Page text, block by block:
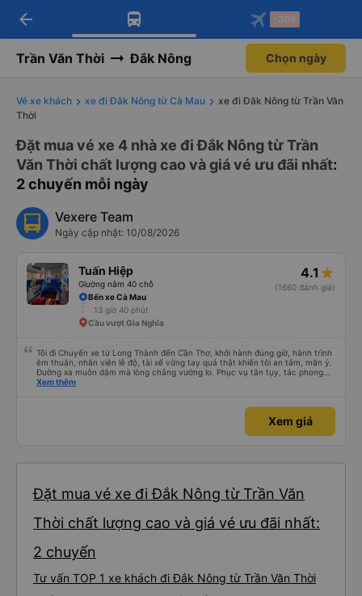
Tải app Vexere ngay!
Nhận ưu đãi thành viên độc
Mở app
Tải app Vexere
-30k/ghế khi đặt vé máy bay qua
Mở app
arrow_back -30k
Trần Văn Thời Đắk Nông Chọn ngày
Vé xe khách xe đi Đăk Nông từ Cà Mau
xe đi Đăk Nông từ Trần Văn
Thời
Đặt mua vé xe 4 nhà xe đi Đắk Nông từ Trần
Văn Thời chất lượng cao và giá vé ưu đãi nhất:
2 chuyến mỗi ngày
Vexere Team
Ngày cập nhật: 10/08/2026
Tuấn Hiệp
Giường nằm 40 chỗ
4.1
(1660 đánh giá)
Bến xe Cà Mau
13 giờ 40 phút
Cầu vượt Gia Nghĩa
Tôi đi Chuyến xe từ Long Thành đến Cần Thơ, khởi hành đúng giờ, hành trình
êm thuận, nhân viên lễ độ, tài xế vững tay quả thật khiến tôi an tâm, mãn ý.
Đường xa muôn dặm mà lòng chẳng vướng lo. Phục vụ tận tụy, tác phong
nghiêm cẩn, hiếm thấy giữa thời buổi kim tiền vội vã. Xã hội loạn đạo. Xin gửi
Xem thêm
Xem giá
Đặt mua vé xe đi Đắk Nông từ Trần Văn
Thời chất lượng cao và giá vé ưu đãi nhất:
2 chuyến
Tư vấn TOP 1 xe khách đi Đắk Nông từ Trần Văn Thời